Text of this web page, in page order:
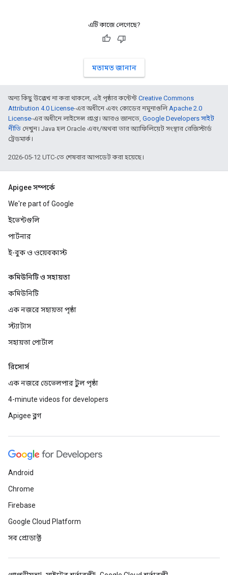
এটি কাজে লেগেছে?
মতামত জানান
অন্য কিছু উল্লেখ না করা থাকলে, এই পৃষ্ঠার কন্টেন্ট Creative Commons
Attribution 4.0 License-এর অধীনে এবং কোডের নমুনাগুলিApache 2.0
License-এর অধীনে লাইসেন্স প্রাপ্ত। আরও জানতে, Google Developers সাইট
নীতি দেখুন। Java হল Oracle এবং/অথবা তার অ্যাফিলিয়েট সংস্থার রেজিস্টার্ড
ট্রেডমার্ক।
2026-05-12 UTC-তে শেষবার আপডেট করা হয়েছে।
Apigee সম্পর্কে
We're part of Google
ইভেন্টগুলি
পার্টনার
ই-বুক ও ওয়েবকাস্ট
কমিউনিটি ও সহায়তা
কমিউনিটি
এক নজরে সহায়তা পৃষ্ঠা
স্ট্যাটাস
সহায়তা পোর্টাল
রিসোর্স
এক নজরে ডেভেলপার টুল পৃষ্ঠা
4-minute videos for developers
Apigee ব্লগ
Android
Chrome
Firebase
Google Cloud Platform
সব প্রোডাক্ট